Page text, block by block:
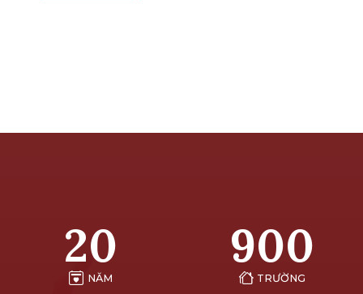
20
NĂM
900
TRƯỜNG